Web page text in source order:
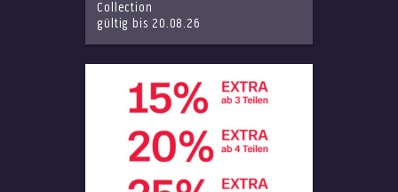
Collection
gültig bis 20.08.26